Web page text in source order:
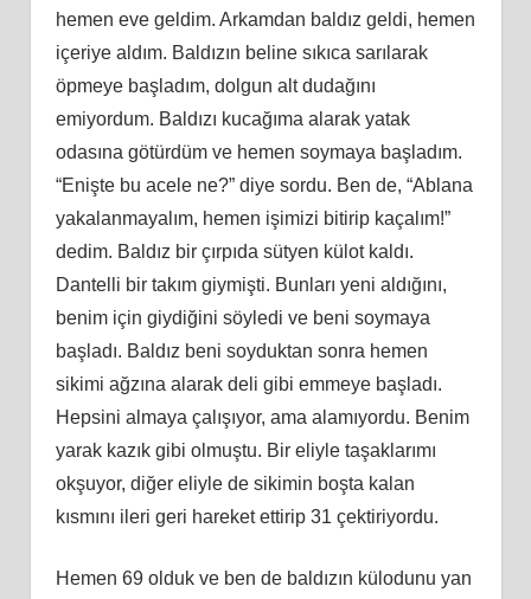
hemen eve geldim. Arkamdan baldız geldi, hemen
içeriye aldım. Baldızın beline sıkıca sarılarak
öpmeye başladım, dolgun alt dudağını
emiyordum. Baldızı kucağıma alarak yatak
odasına götürdüm ve hemen soymaya başladım.
“Enişte bu acele ne?” diye sordu. Ben de, “Ablana
yakalanmayalım, hemen işimizi bitirip kaçalım!”
dedim. Baldız bir çırpıda sütyen külot kaldı.
Dantelli bir takım giymişti. Bunları yeni aldığını,
benim için giydiğini söyledi ve beni soymaya
başladı. Baldız beni soyduktan sonra hemen
sikimi ağzına alarak deli gibi emmeye başladı.
Hepsini almaya çalışıyor, ama alamıyordu. Benim
yarak kazık gibi olmuştu. Bir eliyle taşaklarımı
okşuyor, diğer eliyle de sikimin boşta kalan
kısmını ileri geri hareket ettirip 31 çektiriyordu.
Hemen 69 olduk ve ben de baldızın külodunu yan